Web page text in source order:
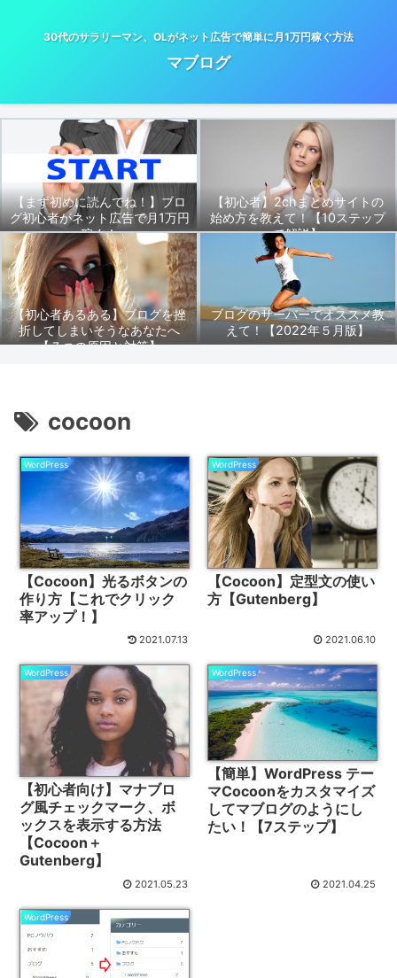
30代のサラリーマン、OLがネット広告で簡単に月1万円稼ぐ方法
マブログ
【まず初めに読んでね！】ブロ
グ初心者がネット広告で月1万円
稼ぐ！
【初心者】2chまとめサイトの
始め方を教えて！【10ステップ
で解説】
【初心者あるある】ブログを挫
折してしまいそうなあなたへ
【７つの原因と対策】
ブログのサーバーでオススメ教
えて！【2022年５月版】
cocoon
WordPress
【Cocoon】光るボタンの
作り方【これでクリック
率アップ！】
2021.07.13
WordPress
【Cocoon】定型文の使い
方【Gutenberg】
2021.06.10
WordPress
【初心者向け】マナブロ
グ風チェックマーク、ボ
ックスを表示する方法
【Cocoon＋
Gutenberg】
2021.05.23
WordPress
【簡単】WordPress テー
マCocoonをカスタマイズ
してマブログのようにし
たい！【7ステップ】
2021.04.25
WordPress